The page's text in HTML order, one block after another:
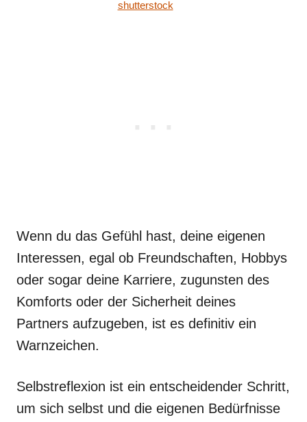
shutterstock
Wenn du das Gefühl hast, deine eigenen
Interessen, egal ob Freundschaften, Hobbys
oder sogar deine Karriere, zugunsten des
Komforts oder der Sicherheit deines
Partners aufzugeben, ist es definitiv ein
Warnzeichen.
Selbstreflexion ist ein entscheidender Schritt,
um sich selbst und die eigenen Bedürfnisse